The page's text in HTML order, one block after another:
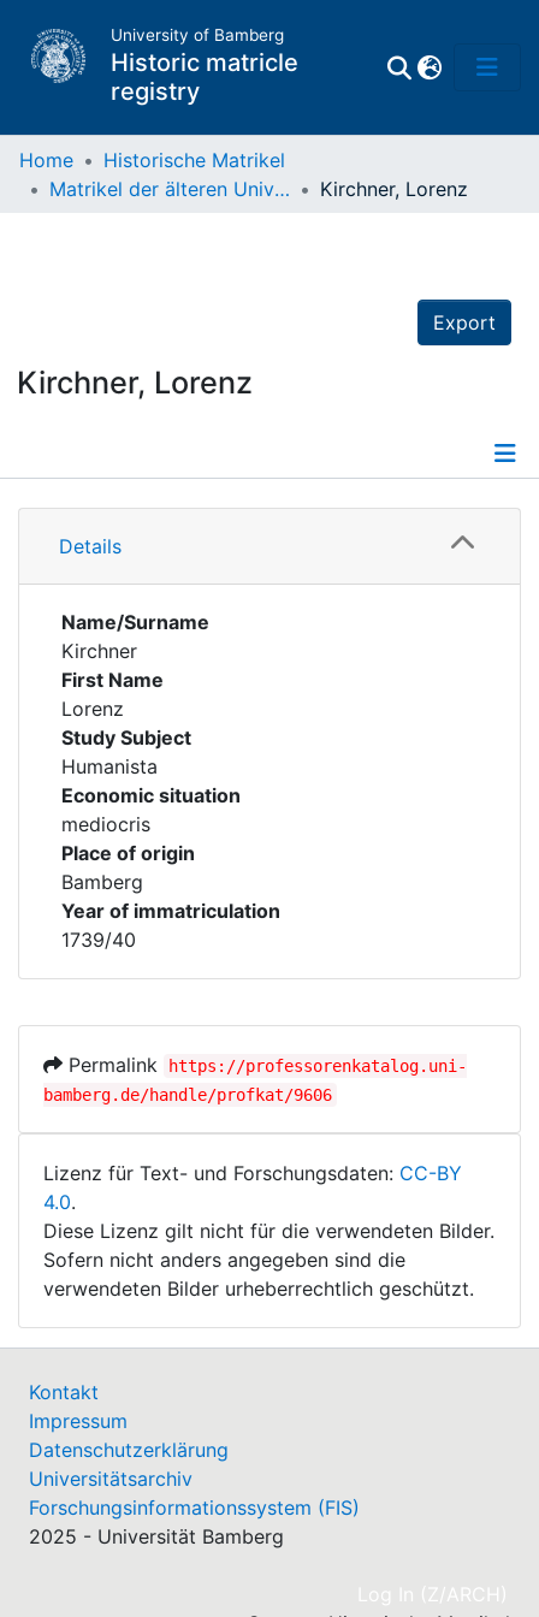
University of Bamberg
Historic matricle
registry
Home
Historische Matrikel
Matrikel der älteren Universität
Kirchner, Lorenz
Export
Kirchner, Lorenz
Details
Details
Name/Surname
Kirchner
First Name
Lorenz
Study Subject
Humanista
Economic situation
mediocris
Place of origin
Bamberg
Year of immatriculation
1739/40
Permalink
https://professorenkatalog.uni-
bamberg.de/handle/profkat/9606
Lizenz für Text- und Forschungsdaten: CC-BY
4.0.
Diese Lizenz gilt nicht für die verwendeten Bilder.
Sofern nicht anders angegeben sind die
verwendeten Bilder urheberrechtlich geschützt.
Kontakt
Impressum
Datenschutzerklärung
Universitätsarchiv
Forschungsinformationssystem (FIS)
2025 - Universität Bamberg
Log In (Z/ARCH)